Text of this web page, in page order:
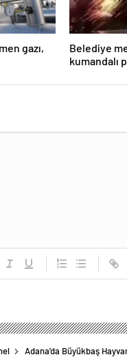
gazı,
Belediye
kumandalı
Adana’da Büyükbaş